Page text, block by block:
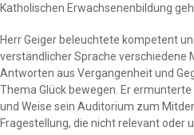
Katholischen Erwachsenenbildung
Herr Geiger beleuchtete kompetent
verständlicher Sprache verschiedene
Antworten aus Vergangenheit und
Thema Glück bewegen. Er
und Weise sein Auditorium zum
Fragestellung, die nicht relevant oder